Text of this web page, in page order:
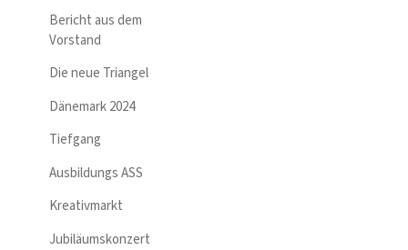
Bericht aus dem
Vorstand
Die neue Triangel
Dänemark 2024
Tiefgang
Ausbildungs ASS
Kreativmarkt
Jubiläumskonzert